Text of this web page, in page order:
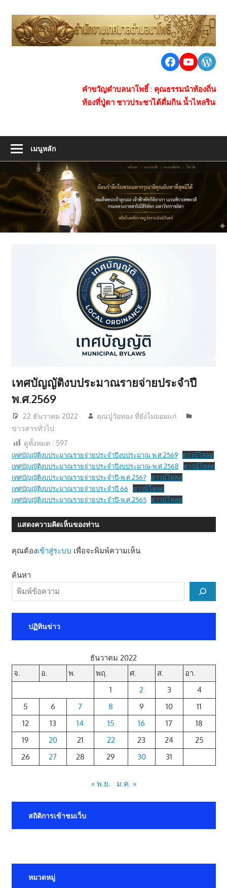
content
ยา
เสพ
ติด
การ
คมนาคม
สะดวก
เศรษฐกิจ
Facebook
https://
คำขวัญตำบลนาโพธิ์ : คุณธรรมนำท้องถิ่น ของกิน
ท้องที่ปู่ตา ชาวประชาได้ดื่มกิน น้ำไหลรินสร้างซับ
เมนูหลัก
เทศบัญญัติงบประมาณรายจ่ายประจำปี
พ.ศ.2569
22 ธันวาคม 2022
คุณปู่วัยทอง ที่ยังไม่ยอมแก่
ข่าวสารทั่วไป
ดูทั้งหมด : 597
เทศบัญญัติงบประมาณรายจ่ายประจำปีงบประมาณ พ.ศ.2569
ดาวน์โหลด
เทศบัญญัติงบประมาณรายจ่ายประจำปีงบประมาณ-พ.ศ.2568
ดาวน์โหลด
เทศบัญญัติงบประมาณรายจ่ายประจำปี-พ.ศ.2567
ดาวน์โหลด
เทศบัญญัติงบประมาณรายจ่ายประจำปี 66
ดาวน์โหลด
เทศบัญญัติงบประมาณรายจ่ายประจำปี-พ.ศ.2565
ดาวน์โหลด
แสดงความคิดเห็นของท่าน
คุณต้องเข้าสู่ระบบ เพื่อจะพิมพ์ความเห็น
ค้นหา
ปฏิทินข่าว
ธันวาคม 2022
จ.
อ. พ. พฤ. ศ. ส.
อา.
1
2 3
4
5
6 7 8 9 10
11
12
13 14 15 16 17
18
19
20 21 22 23 24
25
26
27 28 29 30 31
« พ.ย. ม.ค. »
สถิติการเข้าชมเว็บ
หมวดหมู่